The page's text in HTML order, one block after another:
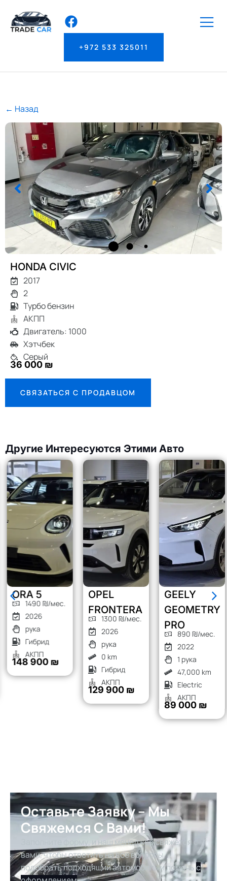
+972 533 325011
← Назад
HONDA CIVIC
2017
2
Турбо бензин
АКПП
Двигатель: 1000
Хэтчбек
Серый
36 000 ₪
СВЯЗАТЬСЯ С ПРОДАВЦОМ
Другие Интересуются Этими Авто
ORA 5
1490 ₪/мес.
2026
рука
Гибрид
АКПП
148 900 ₪
OPEL
FRONTERA
1300 ₪/мес.
2026
рука
0 km
Гибрид
АКПП
129 900 ₪
GEELY
GEOMETRY
PRO
890 ₪/мес.
2022
1 рука
47,000 km
Electric
АКПП
89 000 ₪
Оставьте Заявку – Мы
Свяжемся С Вами!
Заполните форму, и наш менеджер свяжется с
вами, чтобы ответить на все вопросы,
подобрать подходящий автомобиль и помочьс